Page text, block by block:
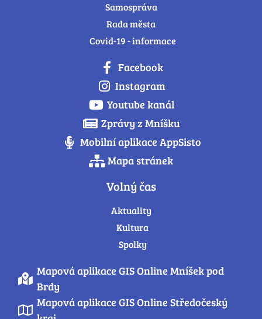
Samospráva
Rada města
Covid-19 - informace
Facebook
Instagram
Youtube kanál
Zprávy z Mníšku
Mobilní aplikace AppSisto
Mapa stránek
Volný čas
Aktuality
Kultura
Spolky
Mapová aplikace GIS Online Mníšek pod
Brdy
Mapová aplikace GIS Online Středočeský